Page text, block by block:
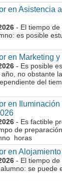
en Asistencia
- El tiempo
es posible
en Marketing
- Es posible
no obstante
del
en
- Es factible
de
horas
en
- El tiempo
se puede